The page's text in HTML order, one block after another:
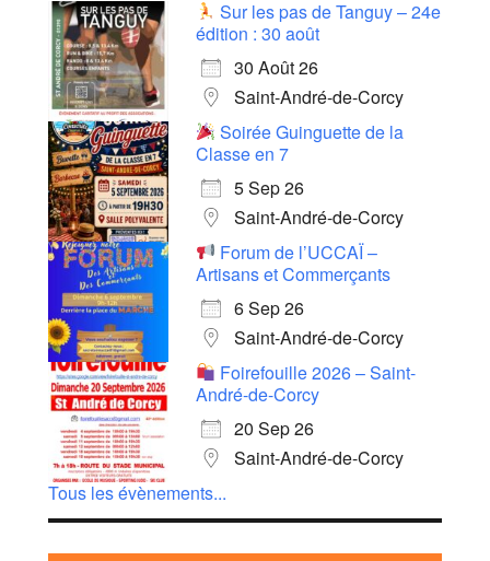
Sur les pas de Tanguy – 24e
édition : 30 août
30 Août 26
Saint-André-de-Corcy
Soirée Guinguette de la
Classe en 7
5 Sep 26
Saint-André-de-Corcy
Forum de l’UCCAÏ –
Artisans et Commerçants
6 Sep 26
Saint-André-de-Corcy
Foirefouille 2026 – Saint-
André-de-Corcy
20 Sep 26
Saint-André-de-Corcy
Tous les évènements...